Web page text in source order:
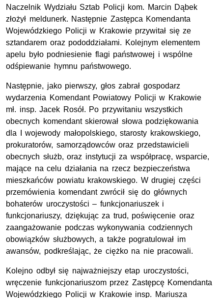
Naczelnik Wydziału Sztab Policji kom. Marcin Dąbek
złożył meldunerk. Następnie Zastępca Komendanta
Wojewódzkiego Policji w Krakowie przywitał się ze
sztandarem oraz pododdziałami. Kolejnym elementem
apelu było podniesienie flagi państwowej i wspólne
odśpiewanie hymnu państwowego.
Następnie, jako pierwszy, głos zabrał gospodarz
wydarzenia Komendant Powiatowy Policji w Krakowie
mł. insp. Jacek Rosół. Po przywitaniu wszystkich
obecnych komendant skierował słowa podziękowania
dla I wojewody małopolskiego, starosty krakowskiego,
prokuratorów, samorządowców oraz przedstawicieli
obecnych służb, oraz instytucji za współpracę, wsparcie,
mające na celu działania na rzecz bezpieczeństwa
mieszkańców powiatu krakowskiego. W drugiej części
przemówienia komendant zwrócił się do głównych
bohaterów uroczystości – funkcjonariuszek i
funkcjonariuszy, dziękując za trud, poświęcenie oraz
zaangażowanie podczas wykonywania codziennych
obowiązków służbowych, a także pogratulował im
awansów, podkreślając, że ciężko na nie pracowali.
Kolejno odbył się najważniejszy etap uroczystości,
wręczenie funkcjonariuszom przez Zastępcę Komendanta
Wojewódzkiego Policji w Krakowie insp. Mariusza